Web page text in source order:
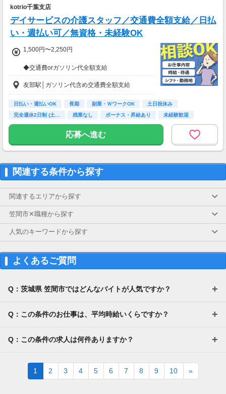
kotrio千葉支店
デイサービスの介護スタッフ／交通費全額支給／日払
い・週払い可／無資格・未経験OK
1,500円〜2,250円
◆交通費orガソリン代全額支給
◆各種社会保険完備
◆日払い・週払い制度（各規定有）
急な出費にあんしんの制度です。
スマホからかんたんに申請が出来ます！
友部駅│ガソリン代含め交通費全額支給
日払い・週払いOK 長期 副業・ＷワークOK
土日祝休み
完全週休2日制 (土…
残業なし ボーナス・昇給あり
未経験歓迎
主婦(夫)歓迎
応募へ進む
関連する条件から探す
関連するエリアから探す
笠間市✕職種から探す
人気のキーワードから探す
よくあるご質問
Q：茨城県 笠間市ではどんなバイトが人気ですか？
Q：この条件のお仕事は、平均時給いくらですか？
Q：この条件の求人は何件ありますか？
1 2 3 4 5 6 7 8 9 10 »Next